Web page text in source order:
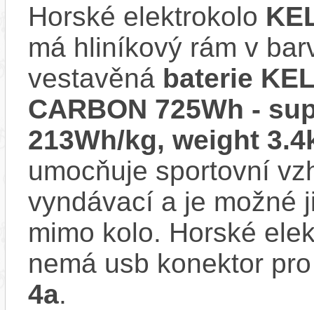
Horské elektrokolo
má hliníkový rám v
vestavěná baterie
CARBON 725Wh -
213Wh/kg, weight
umocňuje sportovní
vyndávací a je možné
mimo kolo. Horské
nemá usb konektor
4a.